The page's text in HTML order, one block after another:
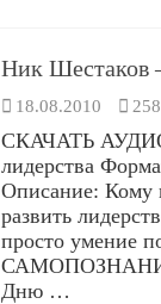
Ник Шестаков
18.08.2010 258
СКАЧАТЬ АУДИО
лидерства
Описание: Кому
развить
просто умение
САМОПОЗНАНИЯ:
Дню …